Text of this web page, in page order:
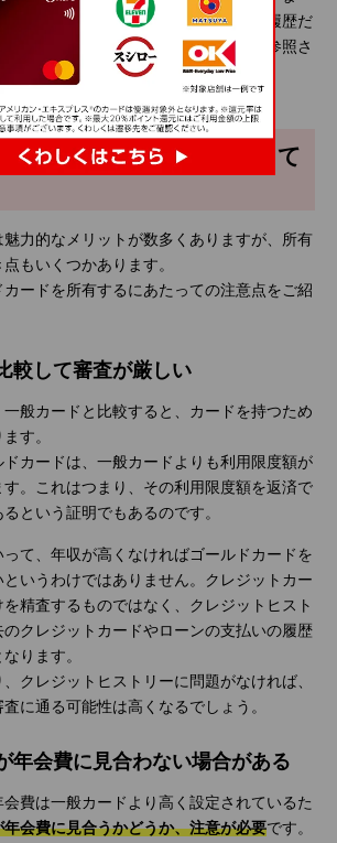
審査では、クレジットカードの利用履歴だ
済状況などに関する「信用情報」も参照さ
ードを所有するにあたって
魅力的なメリットが数多くありますが、所有
もいくつかあります。
ードを所有するにあたっての注意点をご紹
較して審査が厳しい
般カードと比較すると、カードを持つため
す。
カードは、一般カードよりも利用限度額が
。これはつまり、その利用限度額を返済で
という証明でもあるのです。
って、年収が高くなければゴールドカードを
いうわけではありません。クレジットカー
を精査するものではなく、クレジットヒスト
のクレジットカードやローンの支払いの履歴
ります。
クレジットヒストリーに問題がなければ、
に通る可能性は高くなるでしょう。
年会費に見合わない場合がある
費は一般カードより高く設定されているた
会費に見合うかどうか、注意が必要です。